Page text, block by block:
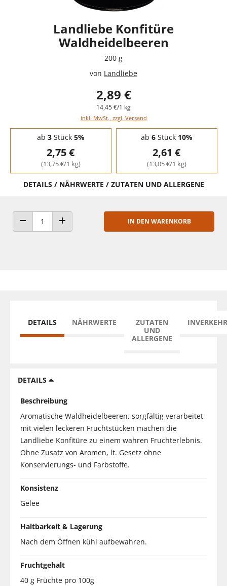
Landliebe Konfitüre
Waldheidelbeeren
200 g
von Landliebe
2,89 €
14,45 €/1 kg
inkl. MwSt., zzgl. Versand
Staffelpreise - Mengenrabatt
ab 3Stück 5%
2,75 €
(13,75 €/1 kg)
ab 6Stück 10%
2,61 €
(13,05 €/1 kg)
DETAILS / NÄHRWERTE / ZUTATEN UND ALLERGENE
ANZAHL VERRINGERNANZAHL ERHÖHEN
IN DEN WARENKORB
DETAILS NÄHRWERTE
ZUTATEN
UND
ALLERGENE
DETAILS
Beschreibung
Aromatische Waldheidelbeeren, sorgfältig verarbeitet
mit vielen leckeren Fruchtstücken machen die
Landliebe Konfitüre zu einem wahren Fruchterlebnis.
Ohne Zusatz von Aromen, lt. Gesetz ohne
Konservierungs- und Farbstoffe.
Konsistenz
Gelee
Haltbarkeit & Lagerung
Nach dem Öffnen kühl aufbewahren.
Fruchtgehalt
40 g Früchte pro 100g